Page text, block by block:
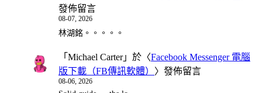
發佈留言
08-07, 2026
林湖銘。。。。。
「 Michael Carter」於〈Facebook Messenger 電腦
版下載（FB傳訊軟體）
〉發佈留言
08-06, 2026